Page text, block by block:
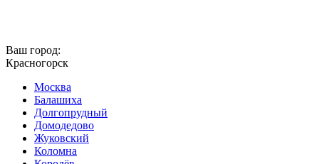
Ваш город:
Красногорск
Москва
Балашиха
Долгопрудный
Домодедово
Жуковский
Коломна